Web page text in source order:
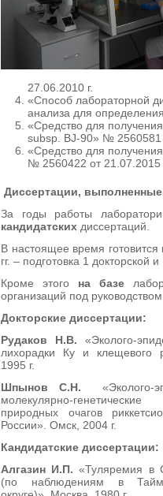
27.06.2010 г.
«Способ лабораторной
анализа для
«Средство для
subsp. BJ-90» № 2560581
«Средство для
№ 2560422 от 21.07.2015
Диссертации,
За годы работы
кандидатских диссертаций.
В настоящее время
гг. – подготовка 1 докторской
Кроме этого на базе
организаций под
Докторские диссертации:
Рудаков Н.В. «Эколого-
лихорадки Ку и клещевого
1995 г.
Шпынов С.Н. «Эколого-
молекулярно-
природных очагов
России». Омск, 2004 г.
Кандидатские диссертации:
Алгазин И.П. «Туляремия в
(по наблюдениям в